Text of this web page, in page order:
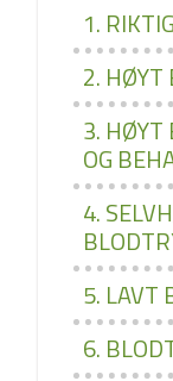
1.
2. HØYT
3. HØYT
OG
4.
5. LAVT
6.